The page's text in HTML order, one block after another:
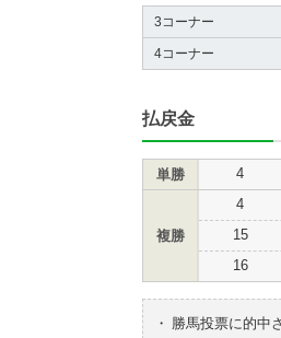
3コーナー
4コーナー
払戻金
単勝 4
複勝
4
15
16
・
勝馬投票に的中